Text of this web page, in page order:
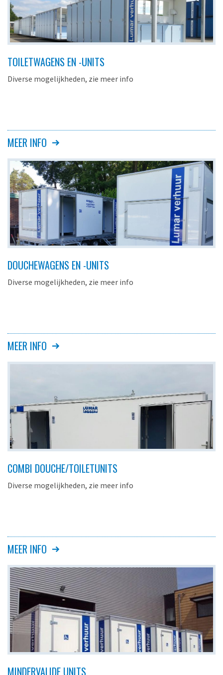
TOILETWAGENS EN -UNITS
Diverse mogelijkheden, zie meer info
MEER INFO
DOUCHEWAGENS EN -UNITS
Diverse mogelijkheden, zie meer info
MEER INFO
COMBI DOUCHE/TOILETUNITS
Diverse mogelijkheden, zie meer info
MEER INFO
MINDERVALIDE UNITS